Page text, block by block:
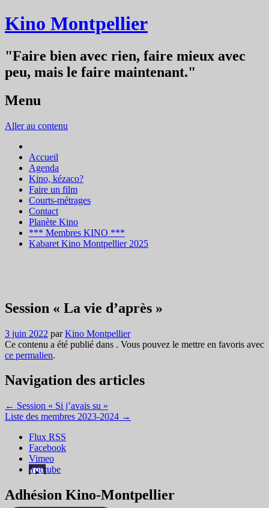
Kino Montpellier
"Faire bien avec rien, faire mieux avec
peu, mais le faire maintenant."
Menu
Aller au contenu
Accueil
Agenda
Kino, kézaco?
Faire un film
Courts-métrages
Contact
Planète Kino
*** Membres KINO ***
Kabaret Kino Montpellier 2025
Session « La vie d’après »
3 juin 2022 parKino Montpellier
Ce contenu a été publié dans . Vous pouvez le mettre en favoris avec
ce permalien.
Navigation des articles
← Session « Si j’avais su »
Liste des membres 2023-2024 →
Flux RSS
Facebook
Vimeo
Youtube
Adhésion Kino-Montpellier